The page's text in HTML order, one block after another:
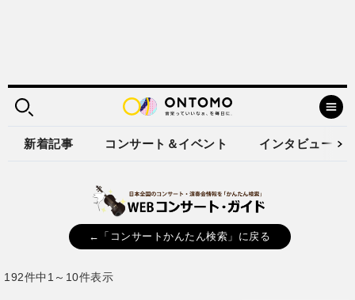
新着記事 コンサート＆イベント インタビュー
←「コンサートかんたん検索」に戻る
192件中1～10件表示